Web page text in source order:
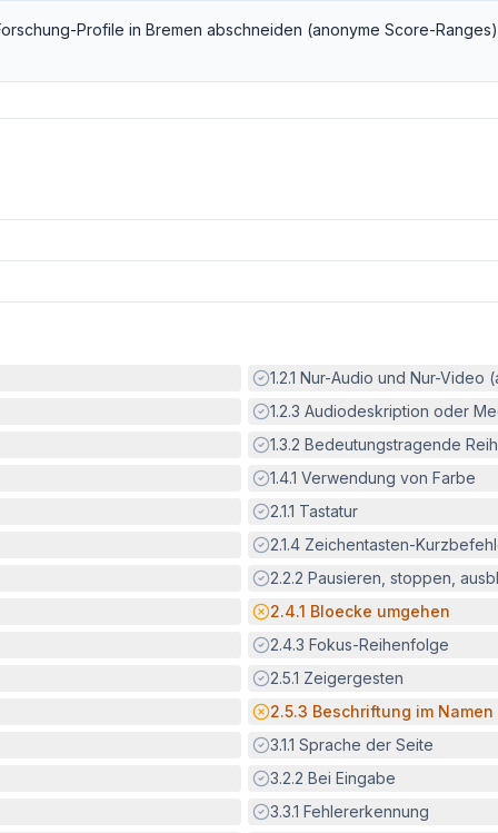
-Profile in Bremen abschneiden (anonyme Score-
Erfüllt:
1.2.1 Nur-Audio und Nur-Video
Erfüllt:
1.2.3 Audiodeskription oder
Erfüllt:
1.3.2 Bedeutungstragende
Erfüllt:
1.4.1 Verwendung von Farbe
Erfüllt:
2.1.1 Tastatur
Erfüllt:
2.1.4 Zeichentasten-
Erfüllt:
2.2.2 Pausieren, stoppen,
Potenzielle Barriere:
2.4.1 Bloecke umgehen
Erfüllt:
2.4.3 Fokus-Reihenfolge
Erfüllt:
2.5.1 Zeigergesten
Potenzielle Barriere:
2.5.3 Beschriftung im Namen
Erfüllt:
3.1.1 Sprache der Seite
Erfüllt:
3.2.2 Bei Eingabe
Erfüllt:
3.3.1 Fehlererkennung